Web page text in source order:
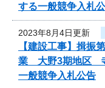
する一般競争入札
2023年8月4日更新
【建設工事】揖
業 大野3期地区
一般競争入札公告